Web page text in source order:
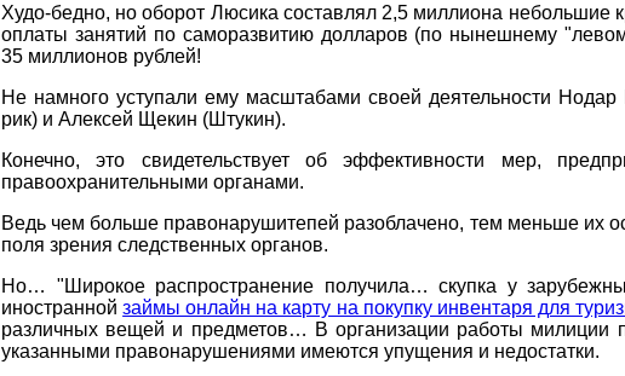
Худо-бедно, но оборот Люсика составлял 2,5 миллиона небольшие
оплаты занятий по саморазвитию долларов (по нынешнему
35 миллионов рублей!
Не намного уступали ему масштабами своей деятельности
рик) и Алексей Щекин (Штукин).
Конечно, это свидетельствует об эффективности мер,
правоохранительными органами.
Ведь чем больше правонарушитепей разоблачено, тем меньше их
поля зрения следственных органов.
Но… "Широкое распространение получила… скупка у
иностраннойзаймы онлайн на карту на покупку инвентаря для
различных вещей и предметов… В организации работы милиции
указанными правонарушениями имеются упущения и недостатки.